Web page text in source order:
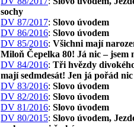
sochy
DV 87/2017: Slovo úvodem
DV 86/2016: Slovo úvodem
DV 85/2016: Všichni mají
Miloň Čepelka 80! Já nic – jsem
DV 84/2016: Tři hvězdy
mají sedmdesát! Jen já pořád nic
DV 83/2016: Slovo úvodem
DV 82/2016: Slovo úvodem
DV 81/2016: Slovo úvodem
DV 80/2015: Slovo úvodem,